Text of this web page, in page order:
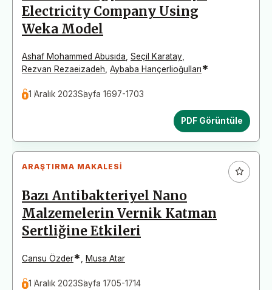
Electricity Company Using
Weka Model
Ashaf Mohammed Abusıda Seçil Karatay
Rezvan Rezaeizadeh Aybaba Hançerlioğulları*
1 Aralık 2023Sayfa 1697-1703
PDF Görüntüle
ARAŞTIRMA MAKALESI
Bazı Antibakteriyel Nano
Malzemelerin Vernik Katman
Sertliğine Etkileri
Cansu Özder* Musa Atar
1 Aralık 2023Sayfa 1705-1714